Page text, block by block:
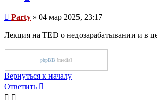
Сообщение
Party » 04 мар 2025, 23:17
Лекция на TED о недозарабатывании и в
phpBB [media]
Вернуться к началу
Ответить
Ответить